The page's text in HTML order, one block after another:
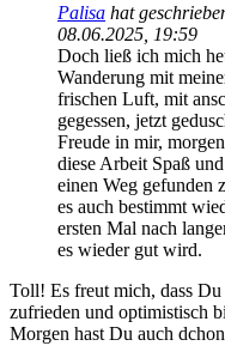
Palisa hat
08.06.2025, 19:59
Doch ließ ich mich
Wanderung mit
frischen Luft, mit
gegessen, jetzt
Freude in mir,
diese Arbeit Spaß
einen Weg gefunden
es auch bestimmt
ersten Mal nach
es wieder gut wird.
Toll! Es freut mich, dass Du
zufrieden und optimistisch
Morgen hast Du auch